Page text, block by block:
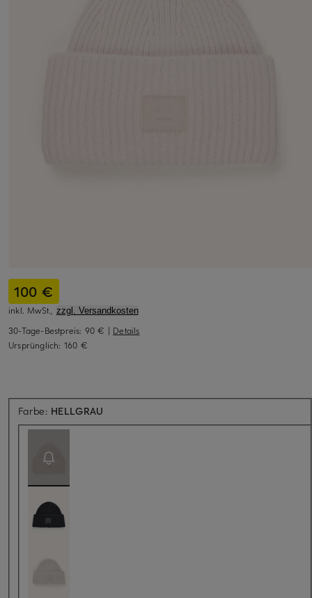
100 €
inkl. MwSt., zzgl. Versandkosten
30-Tage-Bestpreis: 90 € | Details
Ursprünglich: 160 €
Farbe: HELLGRAU